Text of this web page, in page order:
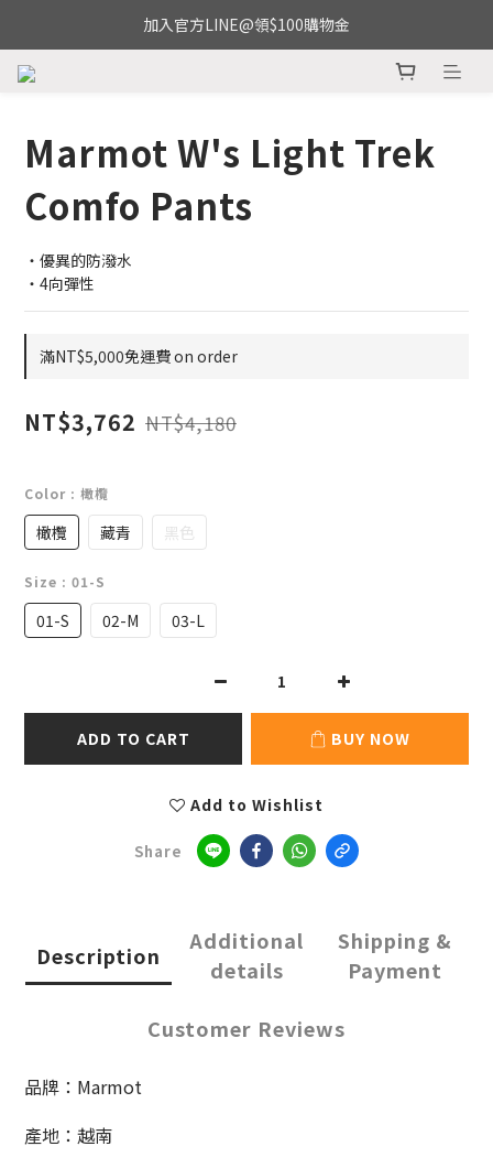
加入官方LINE@領$100購物金
Marmot W's Light Trek
Comfo Pants
・優異的防潑水
・4向彈性
滿NT$5,000免運費 on order
NT$3,762 NT$4,180
Color : 橄欖
橄欖 藏青 黑色
Size : 01-S
01-S 02-M 03-L
ADD TO CART BUY NOW
Add to Wishlist
Share
Description
Additional
details
Shipping &
Payment
Customer Reviews
品牌：Marmot
產地：越南